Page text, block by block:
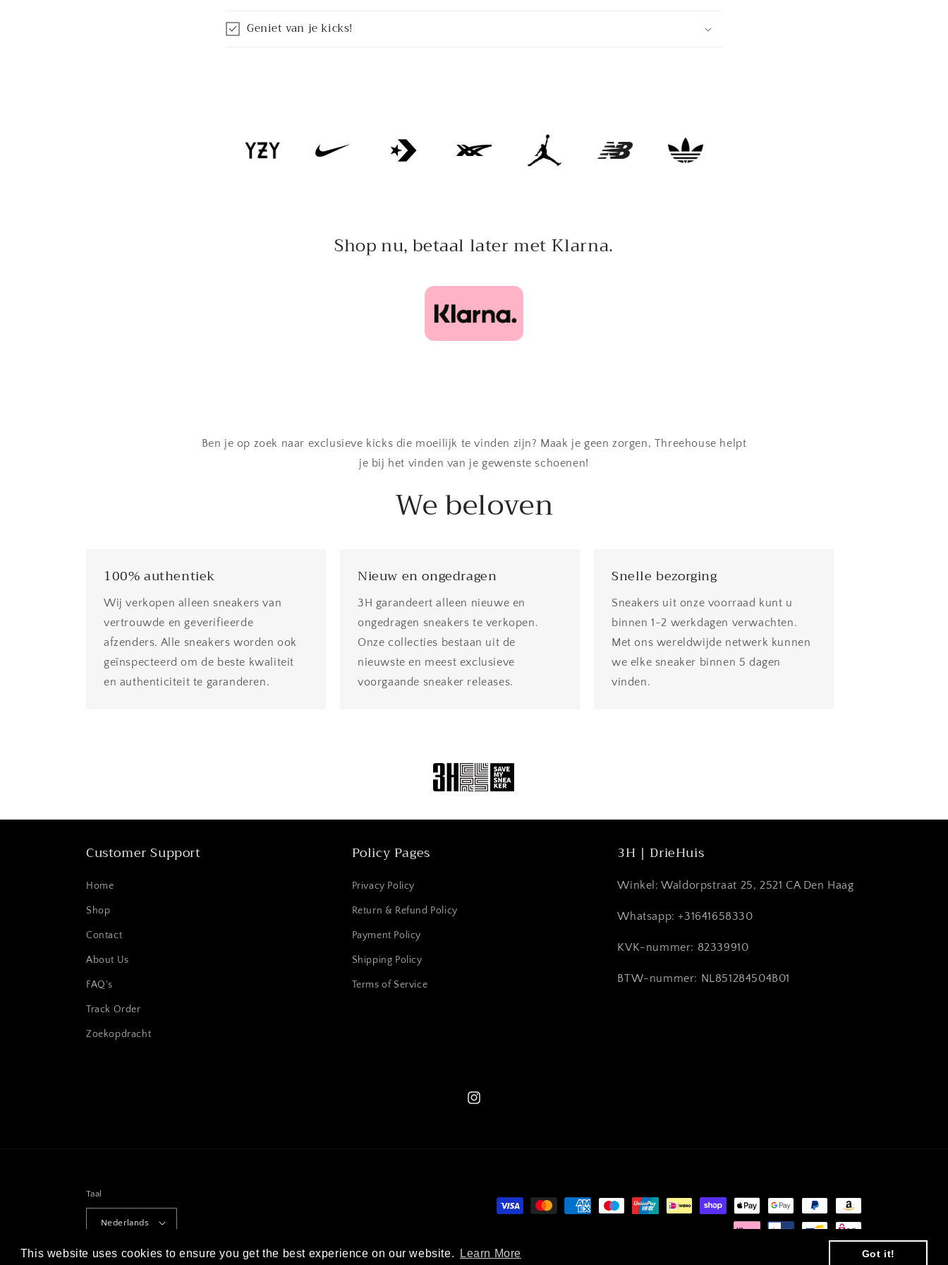
This website uses cookies to ensure you get the best experience on our website. Learn More Got it!
Geniet van je kicks!
Shop nu, betaal later met Klarna.
Ben je op zoek naar exclusieve kicks die moeilijk te vinden zijn? Maak je geen zorgen, Threehouse helpt
je bij het vinden van je gewenste schoenen!
We beloven
100% authentiek
Wij verkopen alleen sneakers van
vertrouwde en geverifieerde
afzenders. Alle sneakers worden ook
geïnspecteerd om de beste kwaliteit
en authenticiteit te garanderen.
Nieuw en ongedragen
3H garandeert alleen nieuwe en
ongedragen sneakers te verkopen.
Onze collecties bestaan ​​uit de
nieuwste en meest exclusieve
voorgaande sneaker releases.
Snelle bezorging
Sneakers uit onze voorraad kunt u
binnen 1-2 werkdagen verwachten.
Met ons wereldwijde netwerk kunnen
we elke sneaker binnen 5 dagen
vinden.
Customer Support
Home
Shop
Contact
About Us
FAQ's
Track Order
Zoekopdracht
Policy Pages
Privacy Policy
Return & Refund Policy
Payment Policy
Shipping Policy
Terms of Service
3H | DrieHuis
Winkel: Waldorpstraat 25, 2521 CA Den Haag
Whatsapp: +31641658330
KVK-nummer: 82339910
BTW-nummer: NL851284504B01
Instagram
Taal
Nederlands
Betaalmethoden